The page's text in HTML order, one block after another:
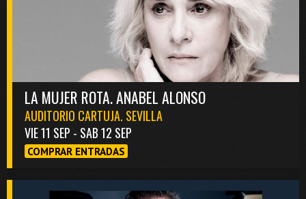
LA MUJER ROTA. ANABEL ALONSO
AUDITORIO CARTUJA. SEVILLA
VIE 11 SEP - SAB 12 SEP
COMPRAR ENTRADAS